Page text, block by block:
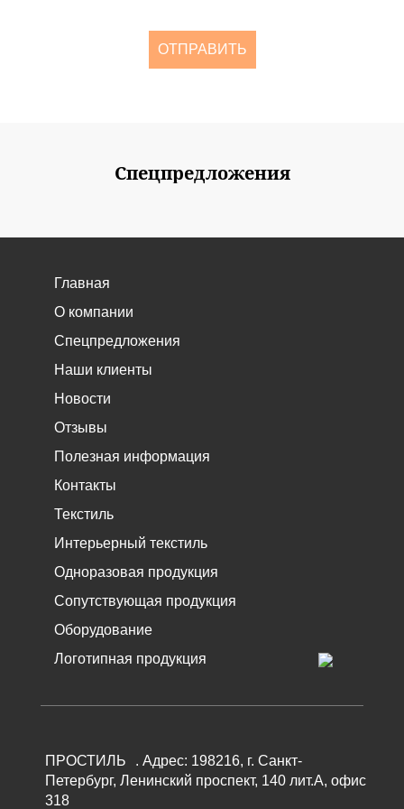
ОТПРАВИТЬ
Спецпредложения
Главная
О компании
Спецпредложения
Наши клиенты
Новости
Отзывы
Полезная информация
Контакты
Текстиль
Интерьерный текстиль
Одноразовая продукция
Сопутствующая продукция
Оборудование
Логотипная продукция
ПРОСТИЛЬ . Адрес: 198216, г. Санкт-
Петербург, Ленинский проспект, 140 лит.А, офис
318